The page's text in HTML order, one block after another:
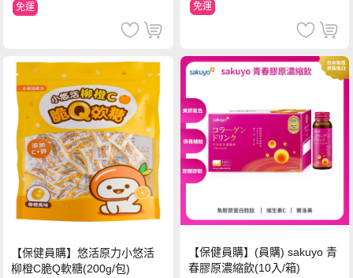
免運 免運
【保健員購】悠活原力小悠活
柳橙C脆Q軟糖(200g/包)
【保健員購】(員購) sakuyo 青
春膠原濃縮飲(10入/箱)